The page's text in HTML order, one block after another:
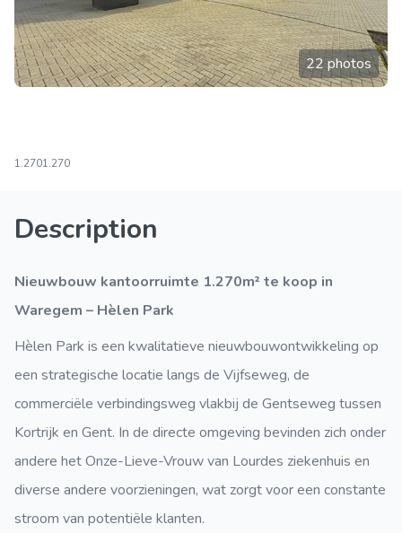
22 photos
1.2701.270
Description
Nieuwbouw kantoorruimte 1.270m² te koop in
Waregem – Hèlen Park
Hèlen Park is een kwalitatieve nieuwbouwontwikkeling op
een strategische locatie langs de Vijfseweg, de
commerciële verbindingsweg vlakbij de Gentseweg tussen
Kortrijk en Gent. In de directe omgeving bevinden zich onder
andere het Onze-Lieve-Vrouw van Lourdes ziekenhuis en
diverse andere voorzieningen, wat zorgt voor een constante
stroom van potentiële klanten.